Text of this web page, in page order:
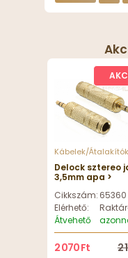
Kábelek/Átalakítók
Delock sztereo
3,5mm apa >
fém adapter
Cikkszám: 65360
Elérhető:
Átvehető
2 070 Ft 2